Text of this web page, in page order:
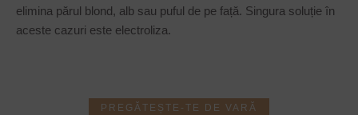
elimina părul blond, alb sau puful de pe față. Singura soluție în
aceste cazuri este electroliza.
PREGĂTEȘTE-TE DE VARĂ